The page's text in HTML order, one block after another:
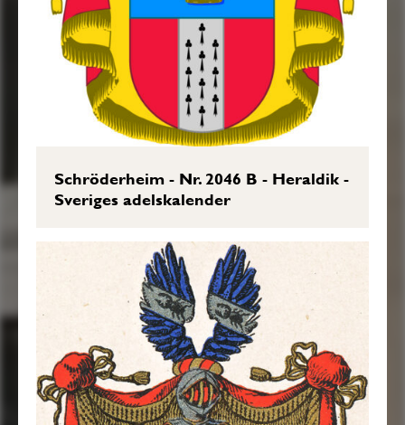
Schröderheim - Nr. 2046 B - Heraldik -
Sveriges adelskalender